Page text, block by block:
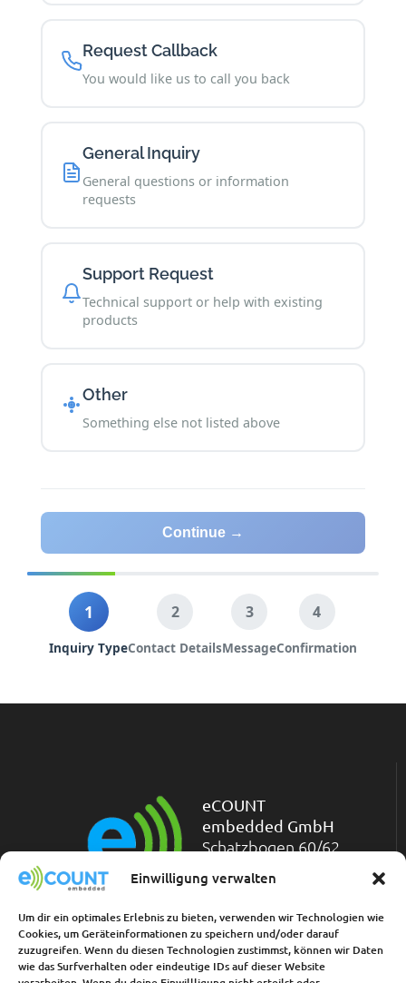
Einwilligung verwalten
Um dir ein optimales Erlebnis zu bieten, verwenden wir Technologien wie
Cookies, um Geräteinformationen zu speichern und/oder darauf
zuzugreifen. Wenn du diesen Technologien zustimmst, können wir Daten
wie das Surfverhalten oder eindeutige IDs auf dieser Website
Request Callback
You would like us to call you back
General Inquiry
General questions or information
requests
Support Request
Technical support or help with existing
products
Other
Something else not listed above
Continue →
1
Inquiry Type
2
Contact Details
3
Message
4
Confirmation
eCOUNT
embedded GmbH
Schatzbogen 60/62
Telefon: +49-(0)89-
45 45 71-200
Telefax: +49-(0)89-45 45 71-211
Links: